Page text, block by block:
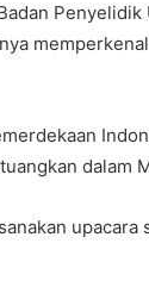
dalam